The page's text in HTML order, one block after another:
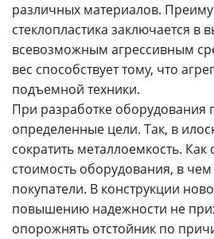
различных материалов.
стеклопластика заключается в
всевозможным агрессивным
вес способствует тому, что
подъемной техники.
При разработке оборудования
определенные цели. Так, в
сократить металлоемкость. Как
стоимость оборудования, в
покупатели. В конструкции
повышению надежности не
опорожнять отстойник по